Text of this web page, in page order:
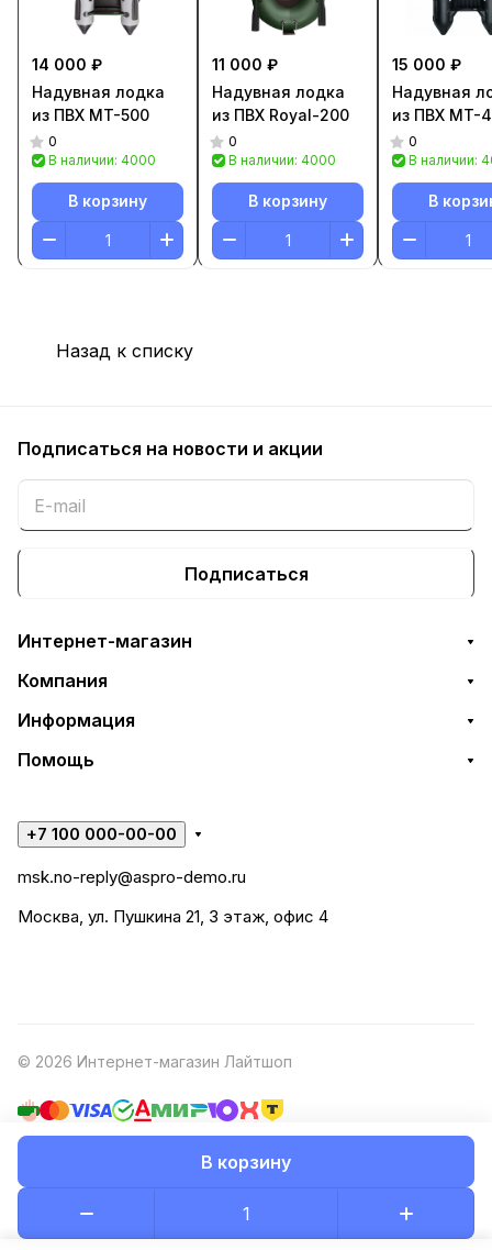
В корзину
14 000 ₽
Надувная лодка
из ПВХ MT-500
0
В наличии: 4000
В корзину
11 000 ₽
Надувная лодка
из ПВХ Royal-200
0
В наличии: 4000
В корзину
15 000 ₽
Надувная
из ПВХ MT-
0
В наличии:
В
Назад к списку
Подписаться на новости и акции
Подписаться
Интернет-магазин
Компания
Информация
Помощь
+7 100 000-00-00
msk.no-reply@aspro-demo.ru
Москва, ул. Пушкина 21, 3 этаж, офис 4
© 2026 Интернет-магазин Лайтшоп
Оферта